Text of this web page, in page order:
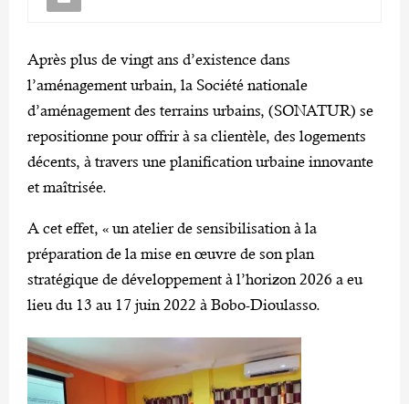
Après plus de vingt ans d’existence dans
l’aménagement urbain, la Société nationale
d’aménagement des terrains urbains, (SONATUR) se
repositionne pour offrir à sa clientèle, des logements
décents, à travers une planification urbaine innovante
et maîtrisée.
A cet effet, « un atelier de sensibilisation à la
préparation de la mise en œuvre de son plan
stratégique de développement à l’horizon 2026 a eu
lieu du 13 au 17 juin 2022 à Bobo-Dioulasso.